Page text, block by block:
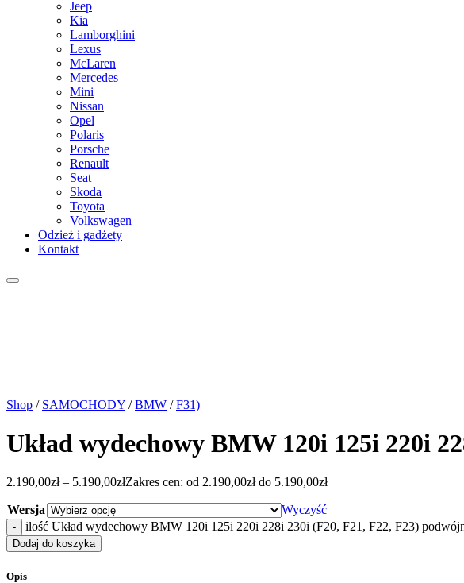
Jeep
Kia
Lamborghini
Lexus
McLaren
Mercedes
Mini
Nissan
Opel
Polaris
Porsche
Renault
Seat
Skoda
Toyota
Volkswagen
Odzież i gadżety
Kontakt
Shop / SAMOCHODY / BMW / F31)
Układ wydechowy BMW 120i 125i 220i
2.190,00zł – 5.190,00złZakres cen: od 2.190,00zł do 5.190,00zł
Wersja
Wyczyść
ilość Układ wydechowy BMW 120i 125i 220i 228i 230i (F20, F21, F22, F23)
Dodaj do koszyka
Opis